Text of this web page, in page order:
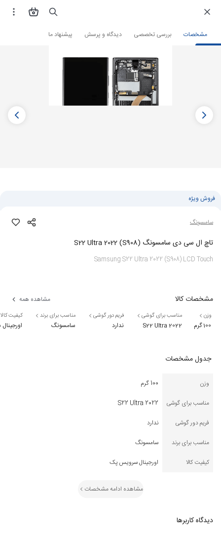
مشخصات بررسی تخصصی دیدگاه و پرسش پیشنهاد ما فروشگاه اینترنتی لوازم جانبی و قطعات موبایل قطعات موبایل
فروش ویژه
سامسونگ
تاچ ال سی دی سامسونگ S22 Ultra 2022 (S908)
Samsung S22 Ultra 2022 (S908) LCD Touch
مشخصات کالا مشاهده همه
وزن
100 گرم
مناسب برای گوشی
S22 Ultra 2022
فریم دور گوشی
ندارد
مناسب برای برند
سامسونگ
کیفیت کالا
جدول مشخصات
وزن
100 گرم
مناسب برای گوشی
S22 Ultra 2022
فریم دور گوشی
ندارد
مناسب برای برند
سامسونگ
کیفیت کالا
اورجینال سرویس پک
مشاهده ادامه مشخصات
دیدگاه کاربرها